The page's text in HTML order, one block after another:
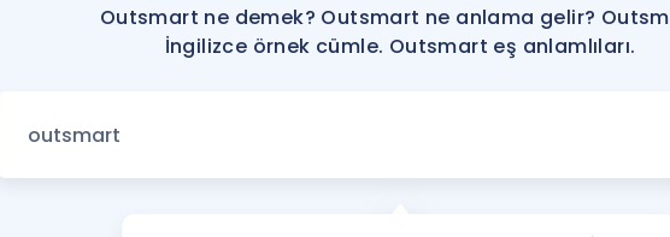
YDS ve YÖKDİL'e
Tüm ÖSYM
Outsmart ne demek? Outsmart ne anlama gelir?
İngilizce örnek cümle. Outsmart eş anlamlıları.